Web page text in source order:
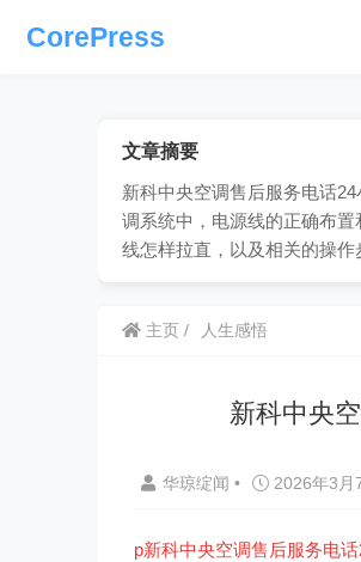
CorePress
文章摘要
新科中央空调售后服务电话
调系统中，电源线的正确布
线怎样拉直，以及相关的操
主页 人生感悟
新科中央
华琼绽闻 • 2026年3月
p新科中央空调售后服务电